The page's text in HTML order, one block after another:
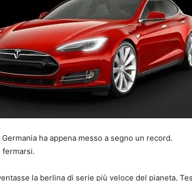
ha appena messo a segno un record.
fermarsi.
la berlina di serie più veloce del pianeta,